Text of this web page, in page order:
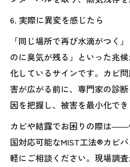
6. 実際に異変を感じたら
「同じ場所で再び水滴がつく
のに臭気が残る」といった兆
化しているサインです。カビ
害が広がる前に、専門家の診
因を把握し、被害を最小化でき
カビや結露でお困りの際は――
国対応可能なMIST工法®カビ
軽にご相談ください。現場調